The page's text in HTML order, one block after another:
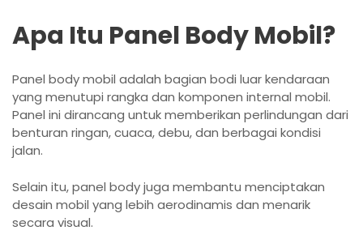
Apa Itu Panel Body Mobil?
Panel body mobil adalah bagian bodi luar kendaraan
yang menutupi rangka dan komponen internal mobil.
Panel ini dirancang untuk memberikan perlindungan dari
benturan ringan, cuaca, debu, dan berbagai kondisi
jalan.
Selain itu, panel body juga membantu menciptakan
desain mobil yang lebih aerodinamis dan menarik
secara visual.